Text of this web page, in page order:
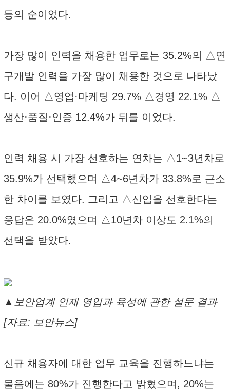
등의 순이었다.
가장 많이 인력을 채용한 업무로는 35.2%의 △연
구개발 인력을 가장 많이 채용한 것으로 나타났
다. 이어 △영업·마케팅 29.7% △경영 22.1% △
생산·품질·인증 12.4%가 뒤를 이었다.
인력 채용 시 가장 선호하는 연차는 △1~3년차로
35.9%가 선택했으며 △4~6년차가 33.8%로 근소
한 차이를 보였다. 그리고 △신입을 선호한다는
응답은 20.0%였으며 △10년차 이상도 2.1%의
선택을 받았다.
▲보안업계 인재 영입과 육성에 관한 설문 결과
[자료: 보안뉴스]
신규 채용자에 대한 업무 교육을 진행하느냐는
물음에는 80%가 진행한다고 밝혔으며, 20%는